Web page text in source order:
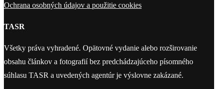
Ochrana osobných údajov a použitie cookies
TASR
Všetky práva vyhradené. Opätovné vydanie alebo rozširovanie
obsahu článkov a fotografií bez predchádzajúceho písomného
súhlasu TASR a uvedených agentúr je výslovne zakázané.